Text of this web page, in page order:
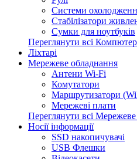
Системи
Стабілізатори
Сумки для ноутбуків
Переглянути всі
Ліхтарі
Мережеве обладнання
Антени Wi-Fi
Комутатори
Маршрутизатори
Мережеві плати
Переглянути всі
Носії інформації
SSD накопичувачі
USB Флешки